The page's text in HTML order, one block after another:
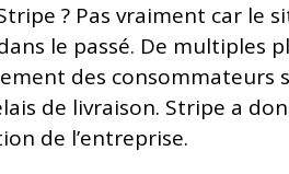
? Pas vraiment car le
le passé. De multiples
des consommateurs
de livraison. Stripe a
de l’entreprise.